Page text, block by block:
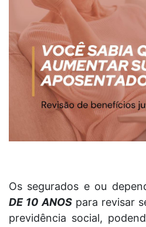
Os segurados e ou
DE 10 ANOSpara revisar
previdência social,